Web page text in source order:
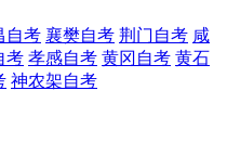
自考 襄樊自考 荆门自考 咸
考 孝感自考 黄冈自考 黄石
神农架自考